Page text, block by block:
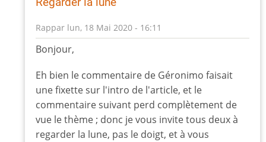
Rappar lun, 18 Mai 2020 - 16:11
En
réponse
Putassier
par
Sigismond
Bonjour,
Eh bien le commentaire de Géronimo faisait
une fixette sur l'intro de l'article, et le
commentaire suivant perd complètement de
vue le thème ; donc je vous invite tous deux à
regarder la lune, pas le doigt, et à vous